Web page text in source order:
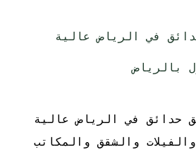
في الرياض عالية
بالرياض
حدائق في الرياض عالية
والشقق والمكاتب